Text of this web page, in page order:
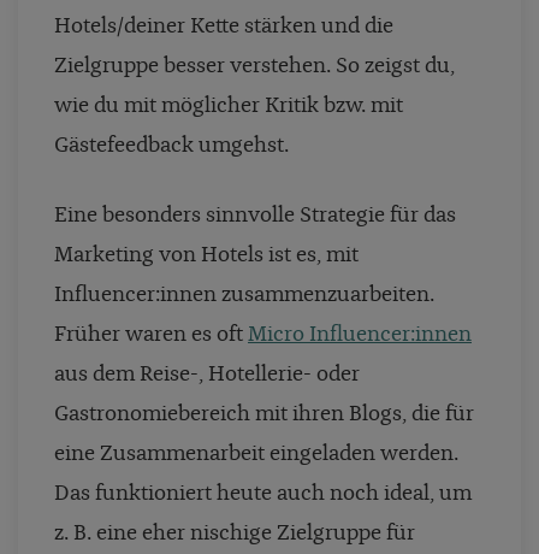
Hotels/deiner Kette stärken und die
Zielgruppe besser verstehen. So zeigst du,
wie du mit möglicher Kritik bzw. mit
Gästefeedback umgehst.
Eine besonders sinnvolle Strategie für das
Marketing von Hotels ist es, mit
Influencer:innen zusammenzuarbeiten.
Früher waren es oft Micro Influencer:innen
aus dem Reise-, Hotellerie- oder
Gastronomiebereich mit ihren Blogs, die für
eine Zusammenarbeit eingeladen werden.
Das funktioniert heute auch noch ideal, um
z. B. eine eher nischige Zielgruppe für